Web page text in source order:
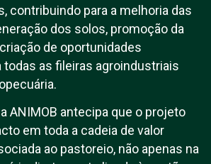
contribuindo para a melhoria das
dos solos, promoção da
de oportunidades
todas as fileiras agroindustriais
ANIMOB antecipa que o projeto
em toda a cadeia de valor
ao pastoreio, não apenas na